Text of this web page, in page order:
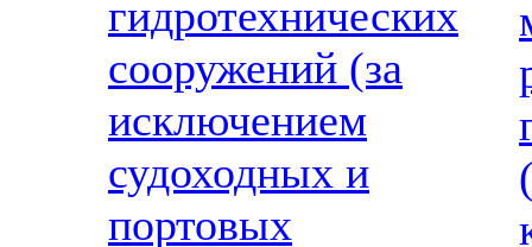
гидротехнических
сооружений (за
исключением
судоходных и
портовых